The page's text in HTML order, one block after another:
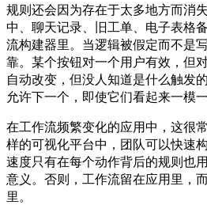
规则还会因为存在于太多地方而消
中、聊天记录、旧工单、电子表格
流构建器里。当逻辑被假定而不是
靠。某个按钮对一个用户有效，但
自动改变，但没人知道是什么触发
允许下一个，即使它们看起来一模一
在工作流频繁变化的应用中，这很
样的可视化平台中，团队可以快速
速度只有在每个动作背后的规则也
意义。否则，工作流留在应用里，
里。